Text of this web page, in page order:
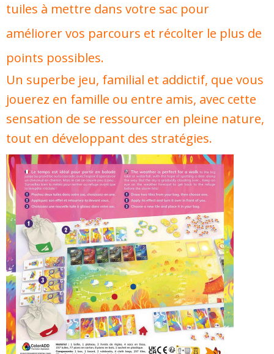
tuiles à mettre dans votre sac pour
améliorer vos parcours et récolter le plus de
points possibles.
Un superbe jeu, familial et addictif, que vous
jouerez en famille ou entre amis, avec cette
sensation de se ressourcer en pleine nature,
tout en développant des stratégies.